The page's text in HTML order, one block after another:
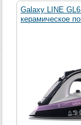
Galaxy LINE
керамическое